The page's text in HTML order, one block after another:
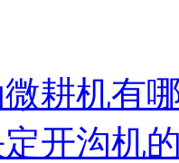
耕机有
开沟机